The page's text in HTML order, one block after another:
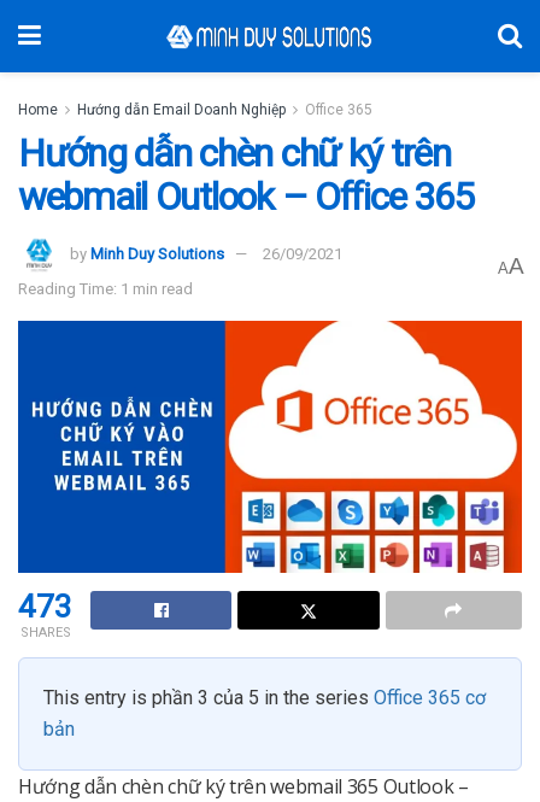
Home Hướng dẫn Email Doanh Nghiệp Office 365
Hướng dẫn chèn chữ ký trên
webmail Outlook – Office 365
by Minh Duy Solutions
26/09/2021
Reading Time: 1 min read
AA
473
SHARES
This entry is phần 3 của 5 in the series Office 365 cơ
bản
Hướng dẫn chèn chữ ký trên webmail 365 Outlook –